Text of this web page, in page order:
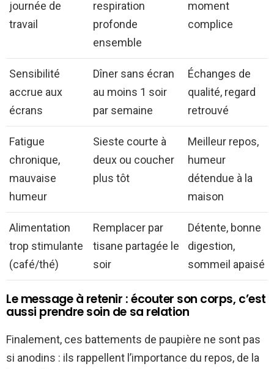
journée de
travail
respiration
profonde
ensemble
moment
complice
Sensibilité
accrue aux
écrans
Dîner sans écran
au moins 1 soir
par semaine
Échanges de
qualité, regard
retrouvé
Fatigue
chronique,
mauvaise
humeur
Sieste courte à
deux ou coucher
plus tôt
Meilleur repos,
humeur
détendue à la
maison
Alimentation
trop stimulante
(café/thé)
Remplacer par
tisane partagée le
soir
Détente, bonne
digestion,
sommeil apaisé
Le message à retenir : écouter son corps, c’est
aussi prendre soin de sa relation
Finalement, ces battements de paupière ne sont pas
si anodins : ils rappellent l’importance du repos, de la